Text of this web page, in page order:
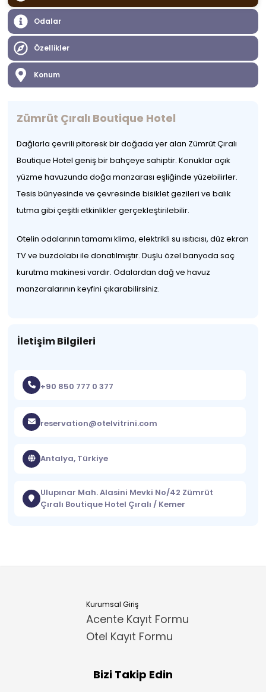
Odalar
Özellikler
Konum
Zümrüt Çıralı Boutique Hotel
Dağlarla çevrili pitoresk bir doğada yer alan Zümrüt Çıralı
Boutique Hotel geniş bir bahçeye sahiptir. Konuklar açık
yüzme havuzunda doğa manzarası eşliğinde yüzebilirler.
Tesis bünyesinde ve çevresinde bisiklet gezileri ve balık
tutma gibi çeşitli etkinlikler gerçekleştirilebilir.
Otelin odalarının tamamı klima, elektrikli su ısıtıcısı, düz ekran
TV ve buzdolabı ile donatılmıştır. Duşlu özel banyoda saç
kurutma makinesi vardır. Odalardan dağ ve havuz
manzaralarının keyfini çıkarabilirsiniz.
İletişim Bilgileri
+90 850 777 0 377
reservation@otelvitrini.com
Antalya, Türkiye
Ulupınar Mah. Alasini Mevki No/42 Zümrüt
Çıralı Boutique Hotel Çıralı / Kemer
Kurumsal Giriş
Acente Kayıt Formu
Otel Kayıt Formu
Bizi Takip Edin